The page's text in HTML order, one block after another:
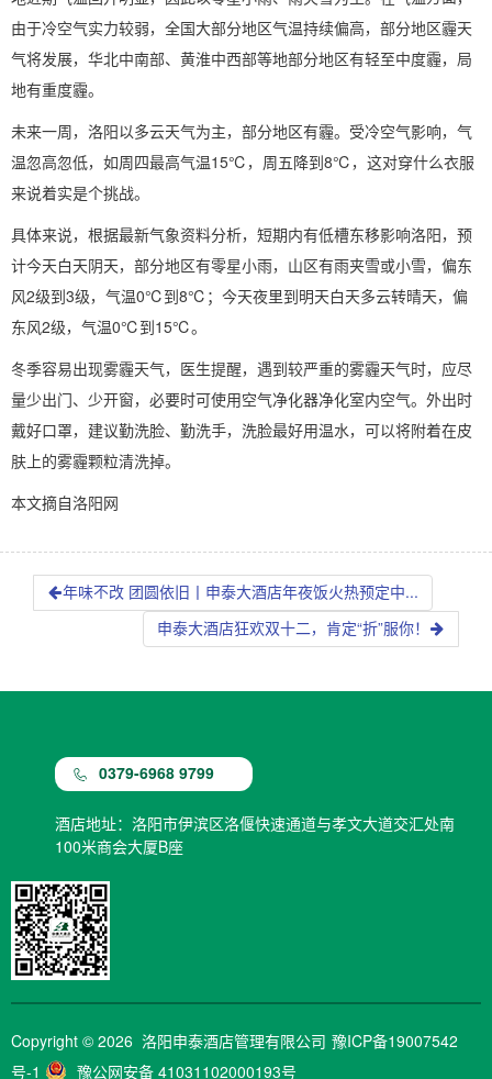
由于冷空气实力较弱，全国大部分地区气温持续偏高，部分地区霾天
气将发展，华北中南部、黄淮中西部等地部分地区有轻至中度霾，局
地有重度霾。
未来一周，洛阳以多云天气为主，部分地区有霾。受冷空气影响，气
温忽高忽低，如周四最高气温15℃，周五降到8℃，这对穿什么衣服
来说着实是个挑战。
具体来说，根据最新气象资料分析，短期内有低槽东移影响洛阳，预
计今天白天阴天，部分地区有零星小雨，山区有雨夹雪或小雪，偏东
风2级到3级，气温0℃到8℃；今天夜里到明天白天多云转晴天，偏
东风2级，气温0℃到15℃。
冬季容易出现雾霾天气，医生提醒，遇到较严重的雾霾天气时，应尽
量少出门、少开窗，必要时可使用空气净化器净化室内空气。外出时
戴好口罩，建议勤洗脸、勤洗手，洗脸最好用温水，可以将附着在皮
肤上的雾霾颗粒清洗掉。
本文摘自洛阳网
年味不改 团圆依旧丨申泰大酒店年夜饭火热预定中...
申泰大酒店狂欢双十二，肯定“折”服你！
0379-6968 9799
酒店地址：洛阳市伊滨区洛偃快速通道与孝文大道交汇处南
100米商会大厦B座
Copyright © 2026 洛阳申泰酒店管理有限公司
豫ICP备19007542
号-1
豫公网安备 41031102000193号